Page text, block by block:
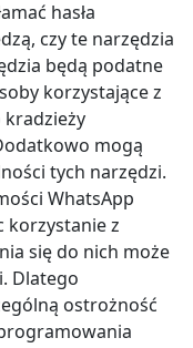
hasła
czy te narzędzia
będą podatne
korzystające z
kradzieży
mogą
tych narzędzi.
WhatsApp
korzystanie z
się do nich może
Dlatego
ostrożność